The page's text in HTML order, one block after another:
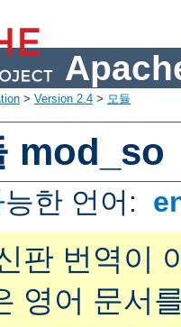
> Version 2.4 > 모듈
mod_so
능한 언어:
판 번역이
영어 문서